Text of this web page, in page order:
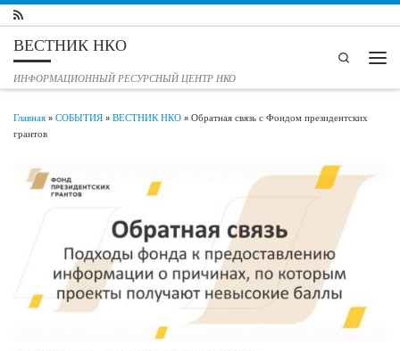
Перейти к содержимому
ВЕСТНИК НКО
ИНФОРМАЦИОННЫЙ РЕСУРСНЫЙ ЦЕНТР НКО
Search
Главная»СОБЫТИЯ»ВЕСТНИК НКО»Обратная связь с Фондом президентских
грантов